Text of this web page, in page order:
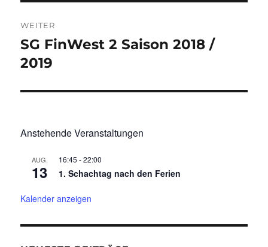
WEITER
Nächster
Beitrag:
SG FinWest 2 Saison 2018 /
2019
Anstehende Veranstaltungen
AUG.
13
16:45 -22:00
1. Schachtag nach den Ferien
Kalender anzeigen